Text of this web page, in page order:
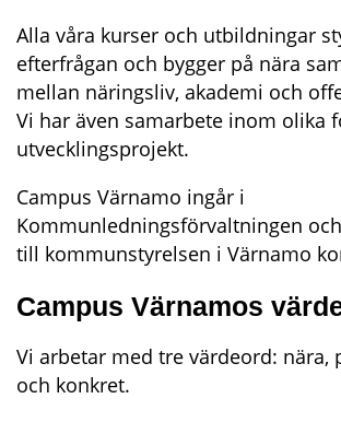
Alla våra kurser och utbildningar
efterfrågan och bygger på nära
mellan näringsliv, akademi och
Vi har även samarbete inom olika
utvecklingsprojekt.
Campus Värnamo ingår i
Kommunledningsförvaltningen
till kommunstyrelsen i Värnamo
Campus Värnamos
Vi arbetar med tre värdeord: nära,
och konkret.